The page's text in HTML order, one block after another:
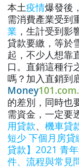
本土疫情爆發後
需消費產業受到
業 ，生計受到
貸款要繳，等於
起，不少人想靠
口。直銷這種行
嗎？加入直銷到
Money
的差別，同時也
需資金，一定要
用貸款、 機車貸
短少 下個月房貸
貸款】2021 青
件、流程與常見